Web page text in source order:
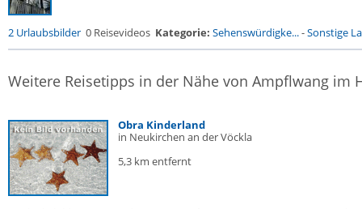
2 Urlaubsbilder 0 Reisevideos Kategorie: Sehenswürdigke...-Sonstige
Weitere Reisetipps in der Nähe von Ampflwang im
Obra Kinderland
in Neukirchen an der Vöckla
5,3 km entfernt